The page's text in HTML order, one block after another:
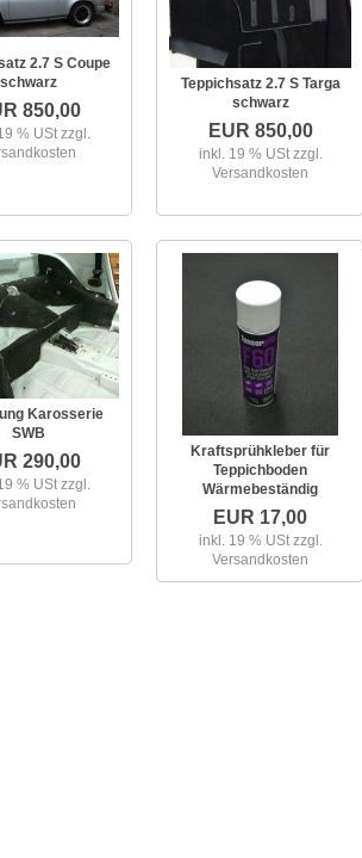
2.7 S Coupe
schwarz
850,00
% USt zzgl.
Teppichsatz 2.7 S Targa
schwarz
EUR 850,00
inkl. 19 % USt zzgl.
Versandkosten
Karosserie
SWB
290,00
% USt zzgl.
Kraftsprühkleber für
Teppichboden
Wärmebeständig
EUR 17,00
inkl. 19 % USt zzgl.
Versandkosten